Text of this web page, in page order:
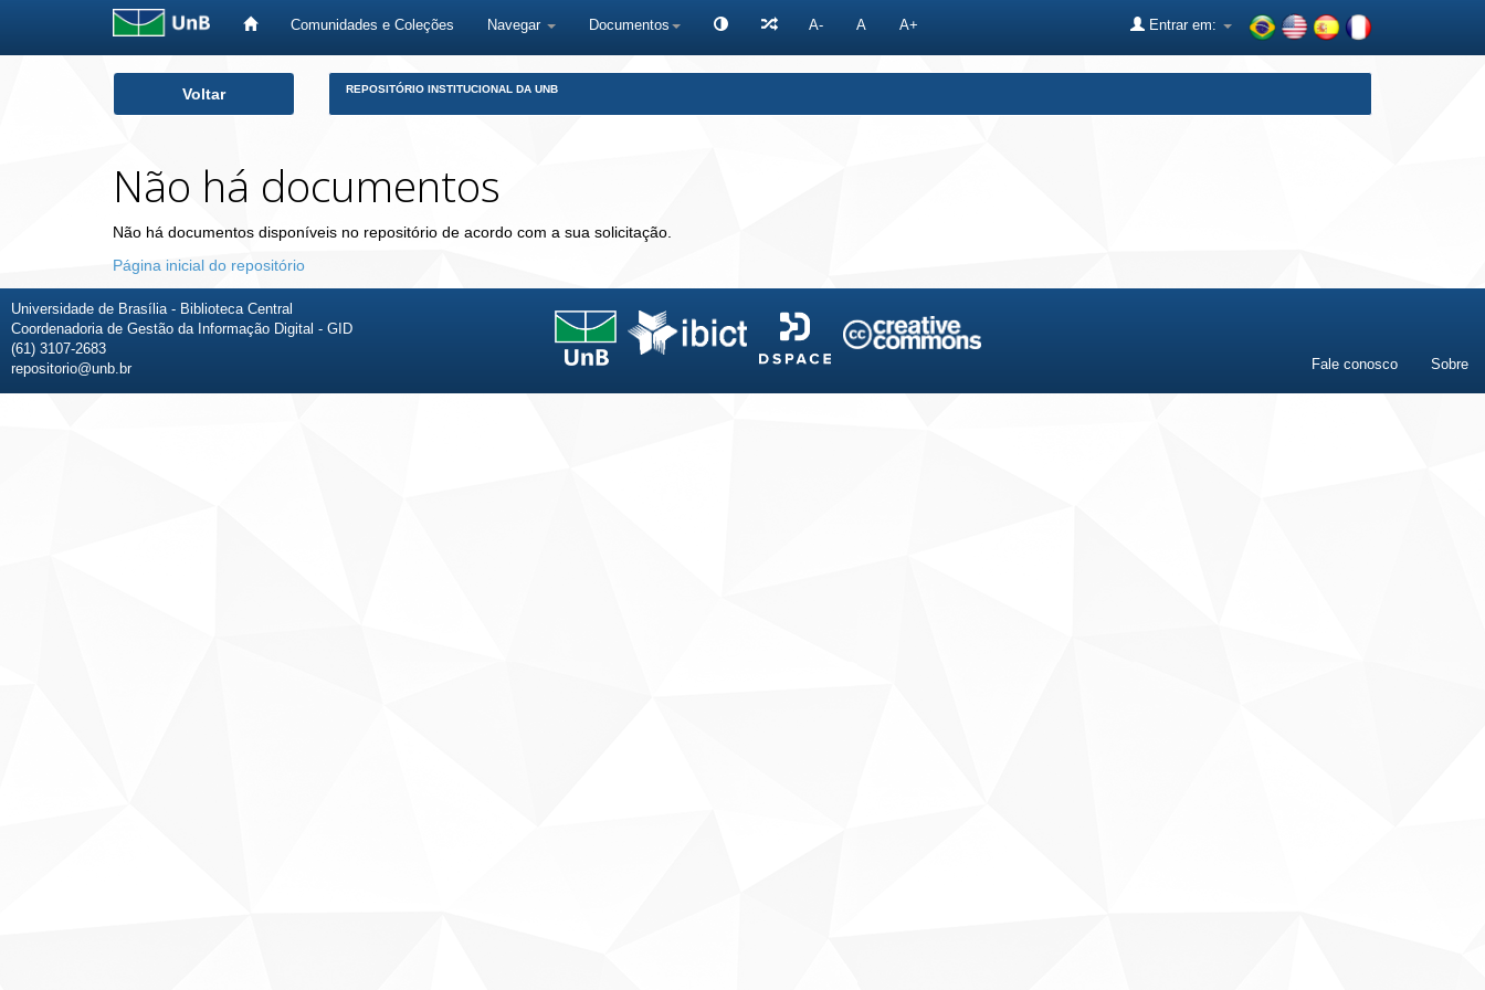
Comunidades e Coleções Navegar Documentos A- A A+ Entrar em:
Voltar REPOSITÓRIO INSTITUCIONAL DA UNB
Não há documentos
Não há documentos disponíveis no repositório de acordo com a sua solicitação.
Página inicial do repositório
Universidade de Brasília - Biblioteca Central
Coordenadoria de Gestão da Informação Digital - GID
(61) 3107-2683
repositorio@unb.br
Fale conosco Sobre